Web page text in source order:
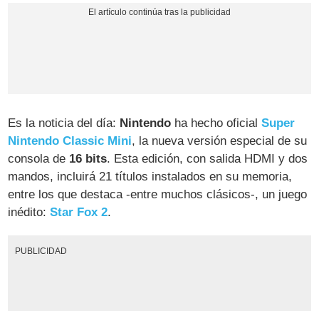
Es la noticia del día: Nintendo ha hecho oficialSuper
Nintendo Classic Mini, la nueva versión especial de su
consola de 16 bits. Esta edición, con salida HDMI y dos
mandos, incluirá 21 títulos instalados en su memoria,
entre los que destaca -entre muchos clásicos-, un juego
inédito:Star Fox 2.
PUBLICIDAD